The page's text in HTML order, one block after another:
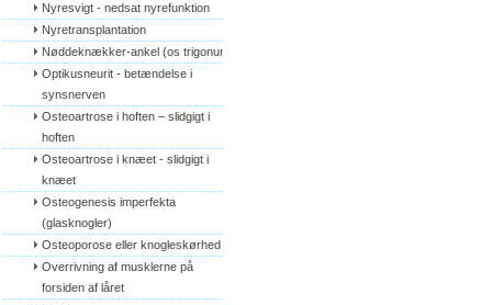
Nyresvigt - nedsat nyrefunktion
Nyretransplantation
Nøddeknækker-ankel (os trigonum)
Optikusneurit - betændelse i
synsnerven
Osteoartrose i hoften – slidgigt i
hoften
Osteoartrose i knæet - slidgigt i
knæet
Osteogenesis imperfekta
(glasknogler)
Osteoporose eller knogleskørhed
Overrivning af musklerne på
forsiden af låret